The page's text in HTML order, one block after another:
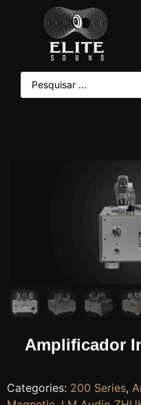
Amplificador
Categories: 200 Series,